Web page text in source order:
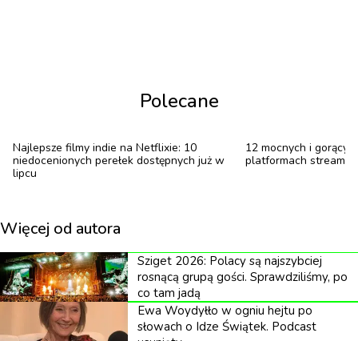
czymś co można nazywać narodzinami – o bulgocie
powstającego i ewoluującego świata, o świecie
medytacją nad duchowością i sensem świata
humanistycznego i świata czystej i surowej natury.
No i myślę sobie, że wlaśnie to jakoś dopełnia tę
historię, którą tworzyły poprzednie albumy, i w jakiś
sposób podsumowuje tę drogę. Ale kto wie co
Polecane
Najlepsze filmy indie na Netflixie: 10
niedocenionych perełek dostępnych już w
lipcu
12 mocnych i
platformach
Więcej od autora
Sziget 2026: Polacy są najszybciej
rosnącą grupą gości. Sprawdziliśmy, po
co tam jadą
Ewa Woydyłło w ogniu hejtu po
słowach o Idze Świątek. Podcast